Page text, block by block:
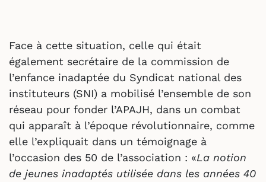
Face à cette situation, celle qui était
également secrétaire de la commission de
l’enfance inadaptée du Syndicat national des
instituteurs (SNI) a mobilisé l’ensemble de son
réseau pour fonder l’APAJH, dans un combat
qui apparaît à l’époque révolutionnaire, comme
elle l’expliquait dans un témoignage à
l’occasion des 50 de l’association : «La notion
de jeunes inadaptés utilisée dans les années 40